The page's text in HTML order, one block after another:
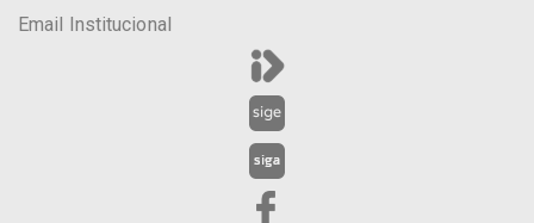
Email Institucional